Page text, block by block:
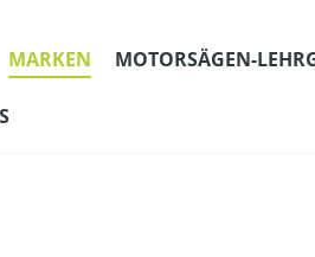
MARKEN MOTORSÄGEN-